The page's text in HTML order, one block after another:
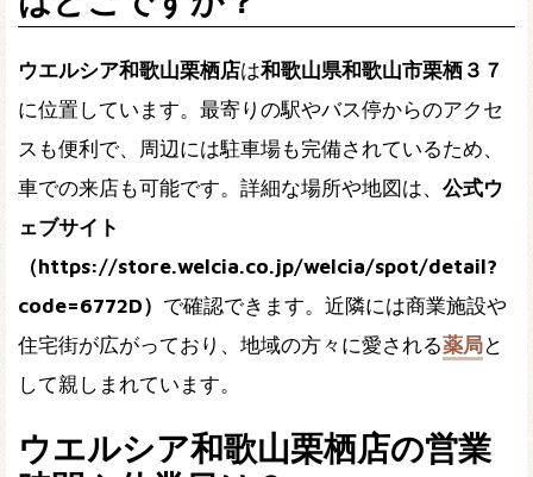
ウエルシア和歌山栗栖店は和歌山県和歌山市栗栖３７
に位置しています。最寄りの駅やバス停からのアクセ
スも便利で、周辺には駐車場も完備されているため、
車での来店も可能です。詳細な場所や地図は、 公式ウ
ェブサイト
（https://store.welcia.co.jp/welcia/spot/detail?
code=6772D） で確認できます。近隣には商業施設や
住宅街が広がっており、地域の方々に愛される薬局と
して親しまれています。
ウエルシア和歌山栗栖店の営業